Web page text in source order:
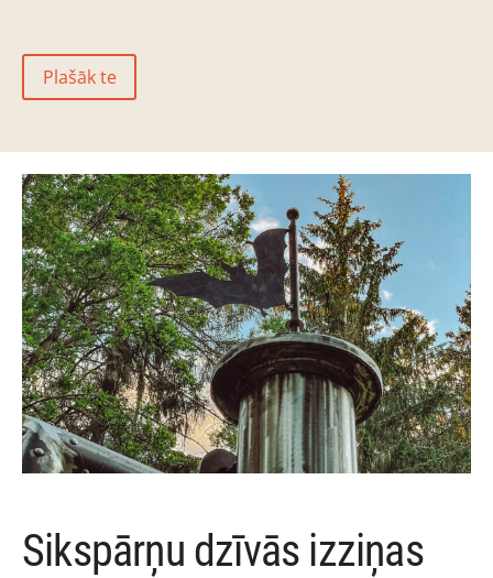
Plašāk te
Sikspārņu dzīvās izziņas